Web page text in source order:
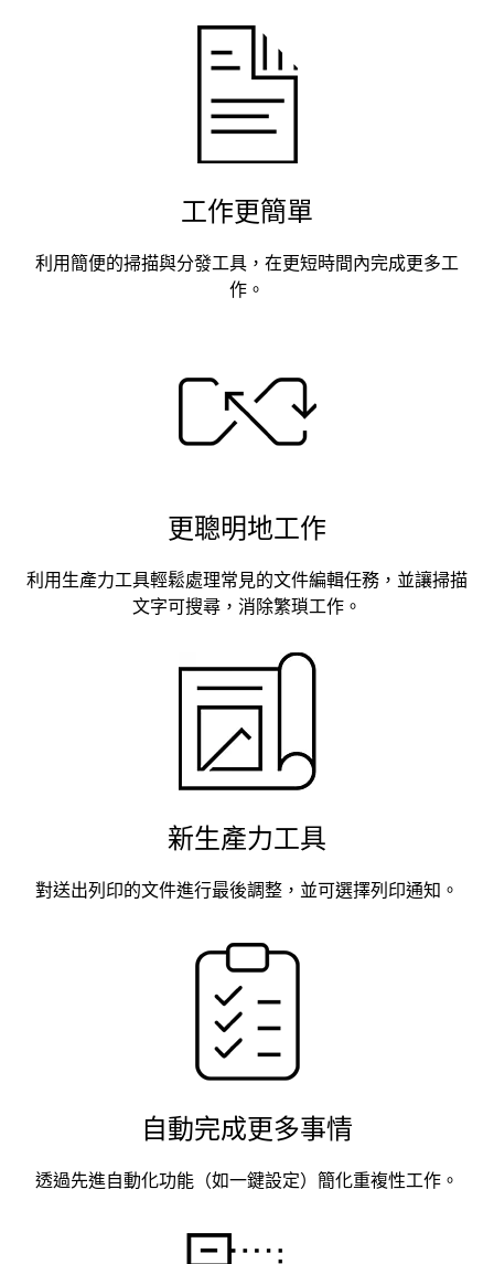
工作更簡單
利用簡便的掃描與分發工具，在更短時間內完成更多工
作。
更聰明地工作
利用生產力工具輕鬆處理常見的文件編輯任務，並讓掃描
文字可搜尋，消除繁瑣工作。
新生產力工具
對送出列印的文件進行最後調整，並可選擇列印通知。
自動完成更多事情
透過先進自動化功能（如一鍵設定）簡化重複性工作。